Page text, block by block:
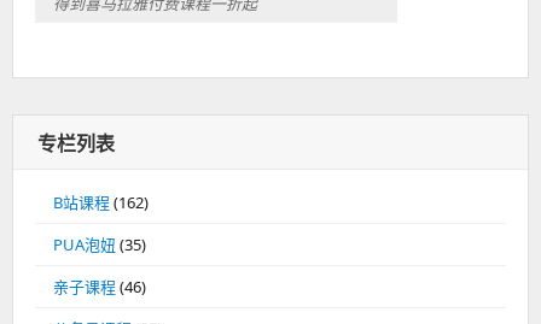
专栏列表
B站课程(162)
PUA泡妞 (35)
亲子课程(46)